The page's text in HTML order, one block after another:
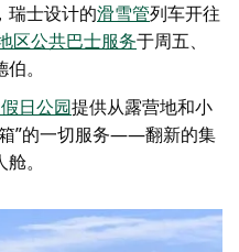
瑞士设计的滑雪管列车开往
区公共巴士服务于周五、
。
日公园提供从露营地和小
”的一切服务——翻新的集
。